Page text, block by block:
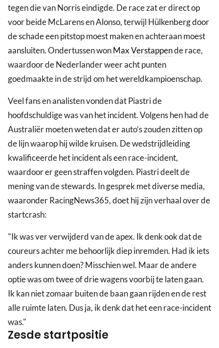
tegen die van Norris eindigde. De race zat er direct op
voor beide McLarens en Alonso, terwijl Hülkenberg door
de schade een pitstop moest maken en achteraan moest
aansluiten. Ondertussen wonMax Verstappende race,
waardoor de Nederlander weer acht punten
goedmaakte in de strijd om het wereldkampioenschap.
Veel fans en analisten vonden dat Piastri de
hoofdschuldige was van het incident. Volgens hen had de
Australiër moeten weten dat er auto’s zouden zitten op
de lijn waarop hij wilde kruisen. De wedstrijdleiding
kwalificeerde het incident als een race-incident,
waardoor er geen straffen volgden. Piastri deelt de
mening van de stewards. In gesprek met diverse media,
waaronder RacingNews365, doet hij zijn verhaal over de
startcrash:
"Ik was ver verwijderd van de apex. Ik denk ook dat de
coureurs achter me behoorlijk diep inremden. Had ik iets
anders kunnen doen? Misschien wel. Maar de andere
optie was om twee of drie wagens voorbij te laten gaan.
Ik kan niet zomaar buiten de baan gaan rijden en de rest
alle ruimte laten. Dus ja, ik denk dat het een race-incident
was."
Zesde startpositie